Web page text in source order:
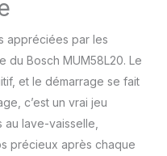
de vitesse de
durant l'utilisation
: 1 x Bosch
Robot
pour cuisine et
râpeur/éminceur
3 disques
appréciées par les
du Bosch MUM58L20. Le
et le démarrage se fait
c’est un vrai jeu
au lave-vaisselle,
précieux après chaque